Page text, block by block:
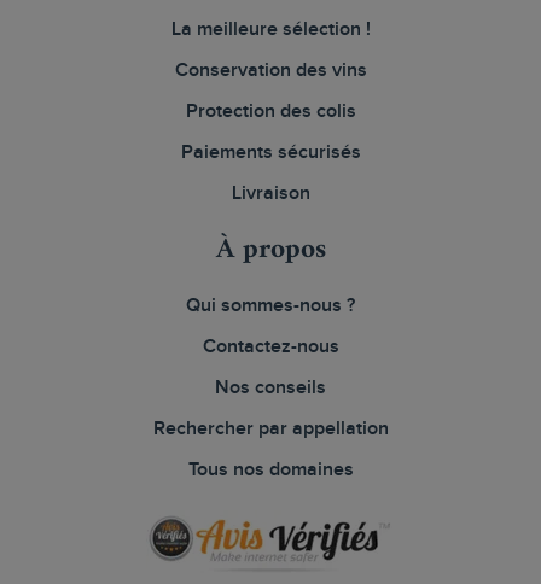
La meilleure sélection !
Conservation des vins
Protection des colis
Paiements sécurisés
Livraison
À propos
Qui sommes-nous ?
Contactez-nous
Nos conseils
Rechercher par appellation
Tous nos domaines